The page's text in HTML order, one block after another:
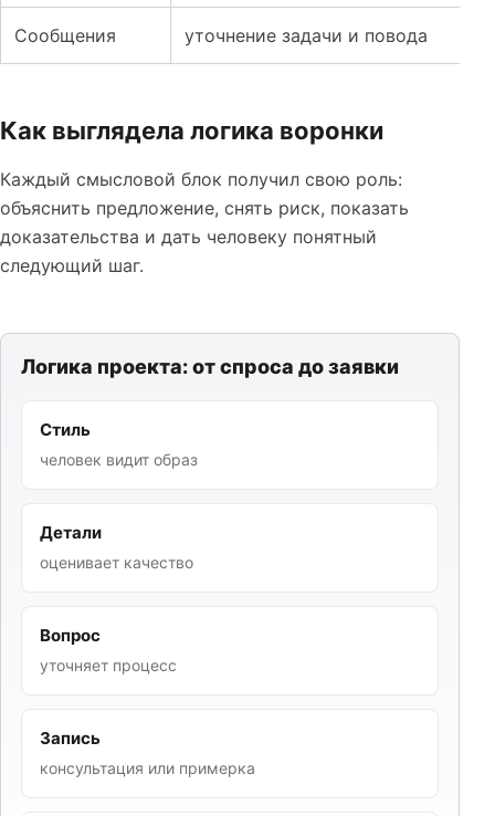
Сообщения уточнение задачи и повода
Как выглядела логика воронки
Каждый смысловой блок получил свою роль:
объяснить предложение, снять риск, показать
доказательства и дать человеку понятный
следующий шаг.
Логика проекта: от спроса до заявки
Стиль
человек видит образ
Детали
оценивает качество
Вопрос
уточняет процесс
Запись
консультация или примерка